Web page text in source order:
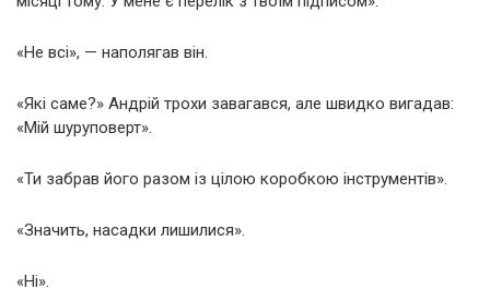
«Не всі», — наполягав він.
«Які саме?» Андрій трохи завагався, але швидко вигадав:
«Мій шуруповерт».
«Ти забрав його разом із цілою коробкою інструментів».
«Значить, насадки лишилися».
«Ні».